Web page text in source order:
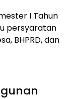
I Tahun
persyaratan
BHPRD, dan